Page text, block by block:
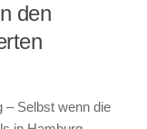
den
Selbst wenn die